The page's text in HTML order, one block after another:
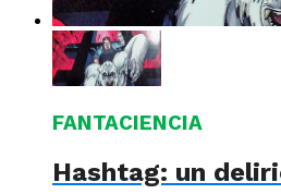
FANTACIENCIA
Hashtag: un